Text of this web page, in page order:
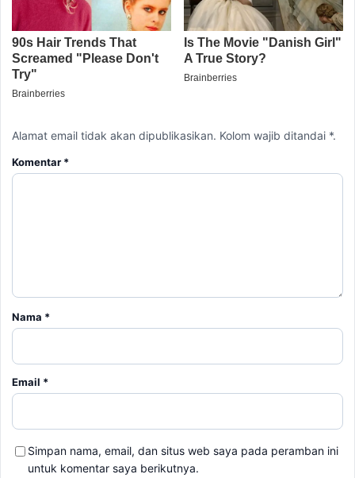
Alamat email tidak akan dipublikasikan. Kolom wajib ditandai *.
Komentar *
Nama *
Email *
Simpan nama, email, dan situs web saya pada peramban ini
untuk komentar saya berikutnya.